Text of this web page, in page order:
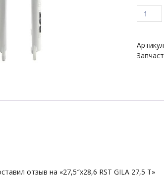
товара
RST
GILA
отзыв на «27,5″х28,6 RST GILA 27,5 T»